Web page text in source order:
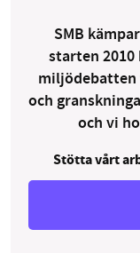
SMB
starten
miljödebatten
och
och vi
Stötta vårt